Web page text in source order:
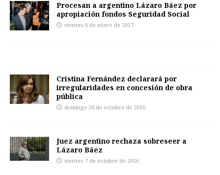
Procesan a argentino Lázaro Báez por
apropiación fondos Seguridad Social
viernes 6 de enero de 2017
Cristina Fernández declarará por
irregularidades en concesión de obra
pública
domingo 30 de octubre de 2016
Juez argentino rechaza sobreseer a
Lázaro Báez
viernes 7 de octubre de 2016